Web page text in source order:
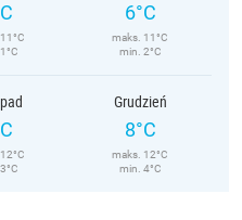
6°C
maks. 11°C
min. 2°C
Grudzień
8°C
maks. 12°C
min. 4°C